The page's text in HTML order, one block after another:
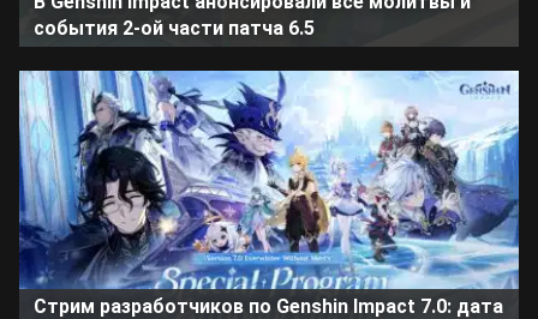
события 2-ой части патча 6.5
Стрим разработчиков по Genshin Impact 7.0: дата